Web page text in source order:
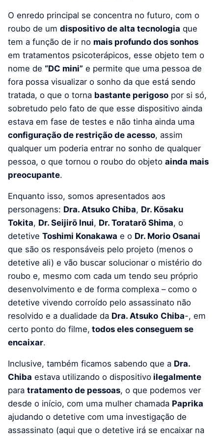
O enredo principal se concentra no futuro, com o
roubo de um dispositivo de alta tecnologia que
tem a função de ir no mais profundo dos sonhos
em tratamentos psicoterápicos, esse objeto tem o
nome de “DC mini” e permite que uma pessoa de
fora possa visualizar o sonho da que está sendo
tratada, o que o torna bastante perigoso por si só,
sobretudo pelo fato de que esse dispositivo ainda
estava em fase de testes e não tinha ainda uma
configuração de restrição de acesso, assim
qualquer um poderia entrar no sonho de qualquer
pessoa, o que tornou o roubo do objeto ainda mais
preocupante.
Enquanto isso, somos apresentados aos
personagens: Dra. Atsuko Chiba, Dr. Kōsaku
Tokita, Dr. Seijirō Inui, Dr. Toratarō Shima, o
detetive Toshimi Konakawa e o Dr. Morio Osanai
que são os responsáveis pelo projeto (menos o
detetive ali) e vão buscar solucionar o mistério do
roubo e, mesmo com cada um tendo seu próprio
desenvolvimento e de forma complexa – como o
detetive vivendo corroído pelo assassinato não
resolvido e a dualidade da Dra. Atsuko Chiba-, em
certo ponto do filme, todos eles conseguem se
encaixar.
Inclusive, também ficamos sabendo que a Dra.
Chiba estava utilizando o dispositivo ilegalmente
para tratamento de pessoas, o que podemos ver
desde o início, com uma mulher chamada Paprika
ajudando o detetive com uma investigação de
assassinato (aqui que o detetive irá se encaixar na